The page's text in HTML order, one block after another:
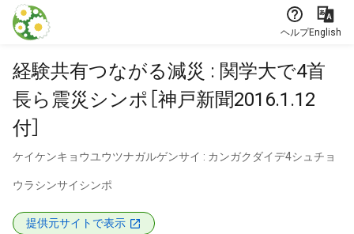
本文に飛ぶ
ヘルプEnglish
経験共有つながる減災 : 関学大で4首
長ら震災シンポ［神戸新聞2016.1.12
付］
ケイケンキョウユウツナガルゲンサイ : カンガクダイデ4シュチョ
ウラシンサイシンポ
提供元サイトで表示